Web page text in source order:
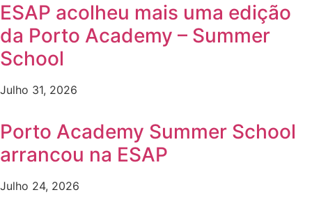
ESAP acolheu mais uma edição
da Porto Academy – Summer
School
Julho 31, 2026
Porto Academy Summer School
arrancou na ESAP
Julho 24, 2026